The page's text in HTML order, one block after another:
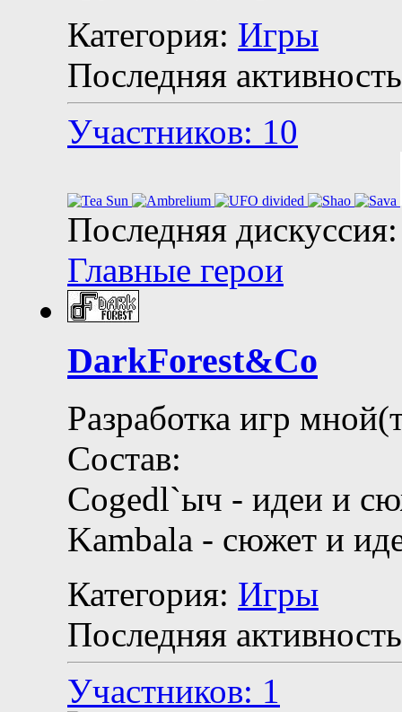
Категория: Игры
Последняя
Участников: 10
Последняя дискуссия:
Главные герои
DarkForest&Co
Разработка игр
Состав:
Cogedl`ыч - идеи и
Kambala - сюжет и
Категория: Игры
Последняя
Участников: 1